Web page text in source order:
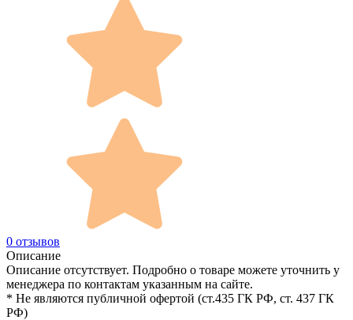
0 отзывов
Описание
Описание отсутствует. Подробно о товаре можете уточнить у
менеджера по контактам указанным на сайте.
* Не являются публичной офертой (ст.435 ГК РФ, cт. 437 ГК
РФ)